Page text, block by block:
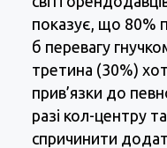
показує, що 80%
б перевагу
третина (30%)
прив’язки до
разі кол-центру
спричинити